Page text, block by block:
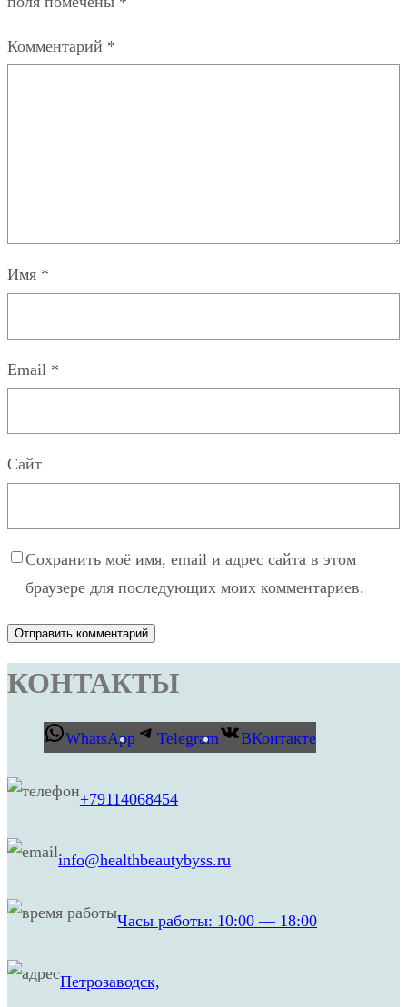
Комментарий *
Имя *
Email *
Сайт
Сохранить моё имя, email и адрес сайта в этом
браузере для последующих моих комментариев.
КОНТАКТЫ
WhatsApp Telegram ВКонтакте
+79114068454
info@healthbeautybyss.ru
Часы работы: 10:00 — 18:00
Петрозаводск,